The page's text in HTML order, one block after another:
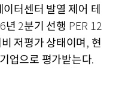
터센터 발열 제어 테
년 2분기 선행 PER 12
저평가 상태이며 , 현
업으로 평가받는다.